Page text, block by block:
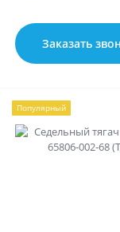
Заказать
Популярный